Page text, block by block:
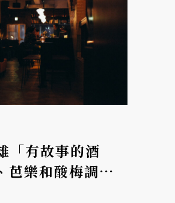
「有故事的酒
芭樂和酸梅調酒